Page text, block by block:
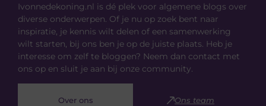
Ivonnedekoning.nl is dé plek voor algemene blogs over
diverse onderwerpen. Of je nu op zoek bent naar
inspiratie, je kennis wilt delen of een samenwerking
wilt starten, bij ons ben je op de juiste plaats. Heb je
interesse om zelf te bloggen? Neem dan contact met
ons op en sluit je aan bij onze community.
Over ons Ons team